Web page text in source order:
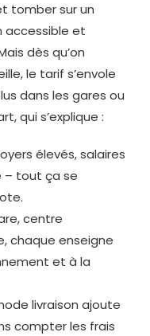
tomber sur un
accessible et
dès qu’on
le tarif s’envole
dans les gares ou
qui s’explique :
élevés, salaires
– tout ça se
centre
chaque enseigne
et à la
livraison ajoute
compter les frais